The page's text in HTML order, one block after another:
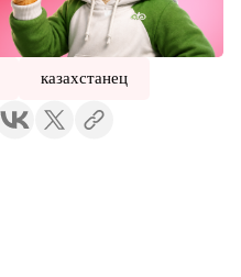
казахстанец